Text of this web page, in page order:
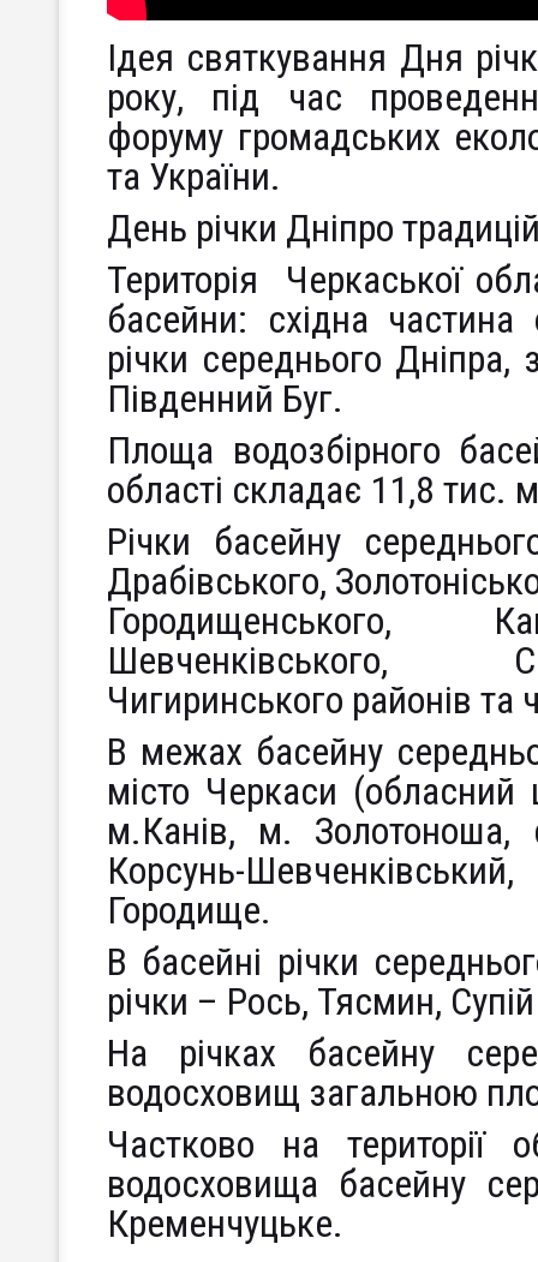
Ідея святкування Дня
року, під час
форуму громадських
та України.
День річки Дніпро
Територія Черкаської
басейни: східна частина
річки середнього Дніпра,
Південний Буг.
Площа водозбірного
області складає 11,8 тис.
Річки басейну
Драбівського,
Городищенського,
Шевченківського,
Чигиринського районів
В межах басейну
місто Черкаси (обласний
м.Канів, м.
Корсунь-
Городище.
В басейні річки
річки – Рось, Тясмин,
На річках басейну
водосховищ загальною
Частково на території
водосховища басейну
Кременчуцьке.